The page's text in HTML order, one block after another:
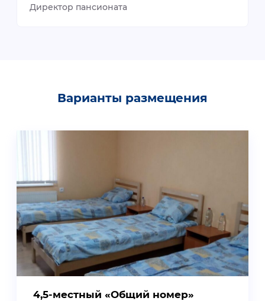
Директор пансионата
Варианты размещения
4,5-местный «Общий номер»